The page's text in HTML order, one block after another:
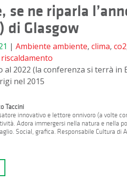
se ne riparla
di Glasgow
| Ambiente ambiente, clima, co2
riscaldamento
al 2022 (la conferenza si terrà
nel 2015
Taccini
innovativo e lettore onnivoro (a volte
Adora immergersi nella natura e nella
Social, grafica. Responsabile Cultura di